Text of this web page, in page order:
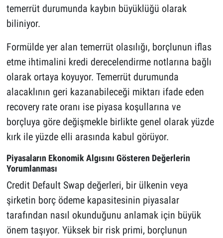
temerrüt durumunda kaybın büyüklüğü olarak
biliniyor.
Formülde yer alan temerrüt olasılığı, borçlunun iflas
etme ihtimalini kredi derecelendirme notlarına bağlı
olarak ortaya koyuyor. Temerrüt durumunda
alacaklının geri kazanabileceği miktarı ifade eden
recovery rate oranı ise piyasa koşullarına ve
borçluya göre değişmekle birlikte genel olarak yüzde
kırk ile yüzde elli arasında kabul görüyor.
Piyasaların Ekonomik Algısını Gösteren Değerlerin
Yorumlanması
Credit Default Swap değerleri, bir ülkenin veya
şirketin borç ödeme kapasitesinin piyasalar
tarafından nasıl okunduğunu anlamak için büyük
önem taşıyor. Yüksek bir risk primi, borçlunun